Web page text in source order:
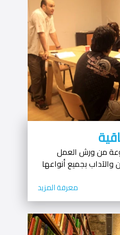
من ورش العمل
والآداب بجميع أنواعها
معرفة المزيد